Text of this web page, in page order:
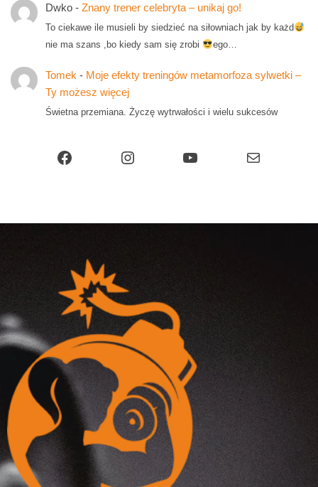
Dwko- Znany trener celebryta – unikaj go!
To ciekawe ile musieli by siedzieć na siłowniach jak by każd
nie ma szans ,bo kiedy sam się zrobi
ego…
Tomek - Moje efekty treningów metamorfoza sylwetki –
Ty możesz więcej
Świetna przemiana. Życzę wytrwałości i wielu sukcesów